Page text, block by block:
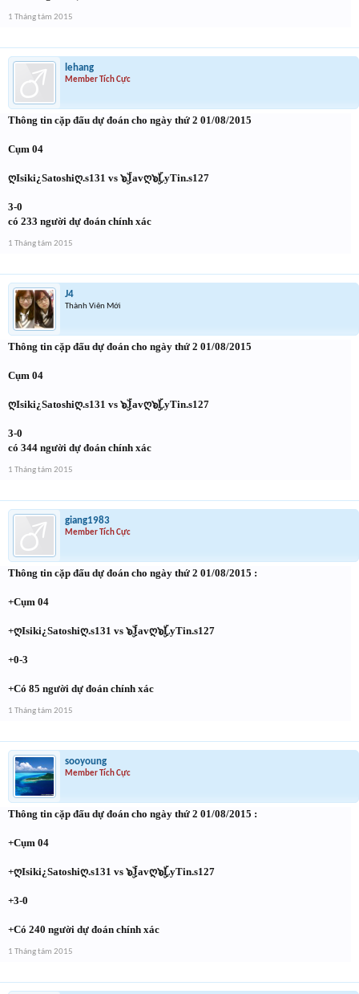
1 Tháng tám 2015
lehang
Member Tích Cực
Thông tin cặp đấu dự đoán cho ngày thứ 2 01/08/2015
Cụm 04
ღIsiki¿Satoshiღ.s131 vs ๖ۣۜJavღ๖ۣۜLyTin.s127
3-0
có 233 người dự đoán chính xác
1 Tháng tám 2015
J4
Thành Viên Mới
Thông tin cặp đấu dự đoán cho ngày thứ 2 01/08/2015
Cụm 04
ღIsiki¿Satoshiღ.s131 vs ๖ۣۜJavღ๖ۣۜLyTin.s127
3-0
có 344 người dự đoán chính xác
1 Tháng tám 2015
giang1983
Member Tích Cực
Thông tin cặp đấu dự đoán cho ngày thứ 2 01/08/2015 :
+Cụm 04
+ღIsiki¿Satoshiღ.s131 vs ๖ۣۜJavღ๖ۣۜLyTin.s127
+0-3
+Có 85 người dự đoán chính xác
1 Tháng tám 2015
sooyoung
Member Tích Cực
Thông tin cặp đấu dự đoán cho ngày thứ 2 01/08/2015 :
+Cụm 04
+ღIsiki¿Satoshiღ.s131 vs ๖ۣۜJavღ๖ۣۜLyTin.s127
+3-0
+Có 240 người dự đoán chính xác
1 Tháng tám 2015